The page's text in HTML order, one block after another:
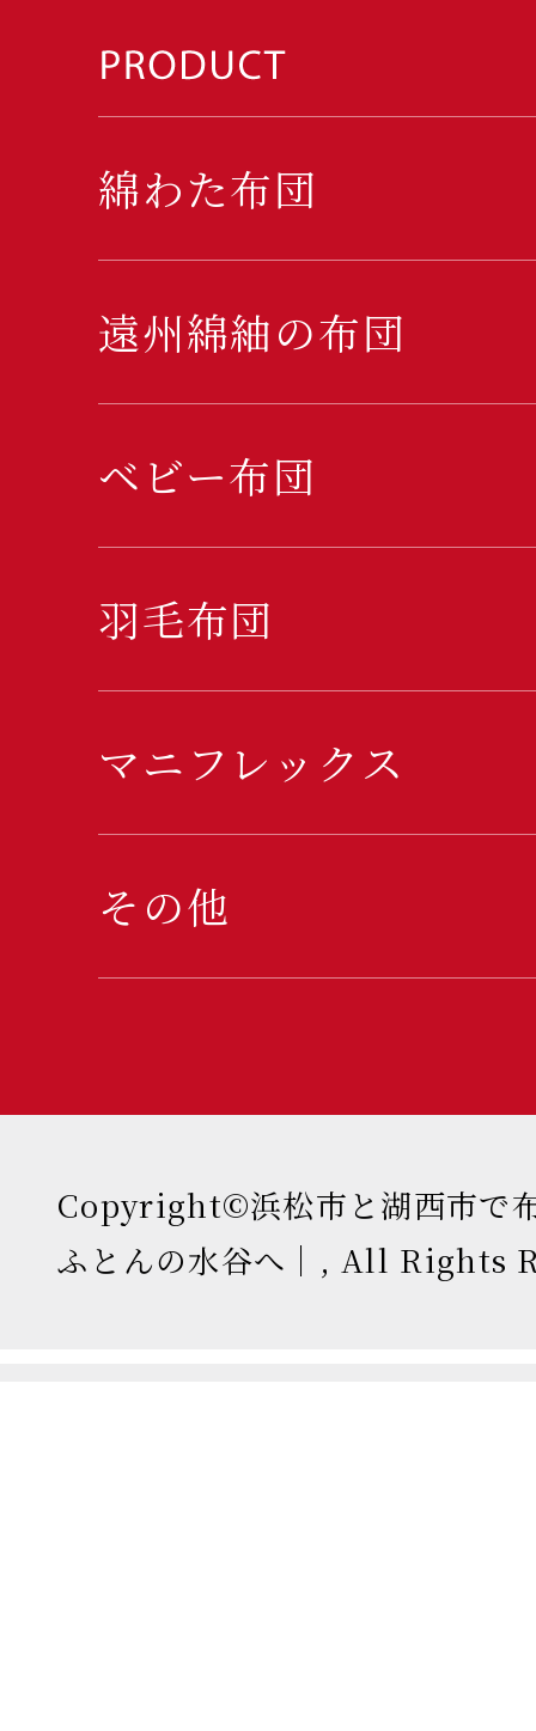
綿わた布団
遠州綿紬の布団
ベビー布団
羽毛布団
マニフレックス
その他
Copyright©浜松市と湖西市で
ふとんの水谷へ｜, All Rights